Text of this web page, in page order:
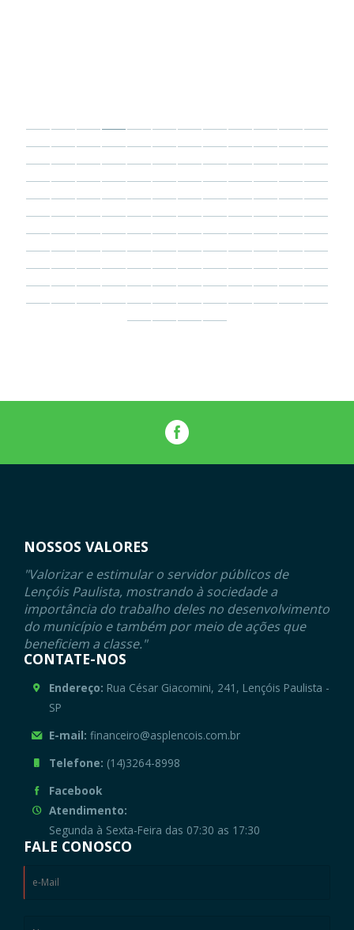
NOSSOS VALORES
"Valorizar e estimular o servidor públicos de
Lençóis Paulista, mostrando à sociedade a
importância do trabalho deles no desenvolvimento
do município e também por meio de ações que
beneficiem a classe."
CONTATE-NOS
Endereço: Rua César Giacomini, 241, Lençóis Paulista -
SP
E-mail: financeiro@asplencois.com.br
Telefone: (14)3264-8998
Facebook
Atendimento:
Segunda à Sexta-Feira das 07:30 as 17:30
FALE CONOSCO